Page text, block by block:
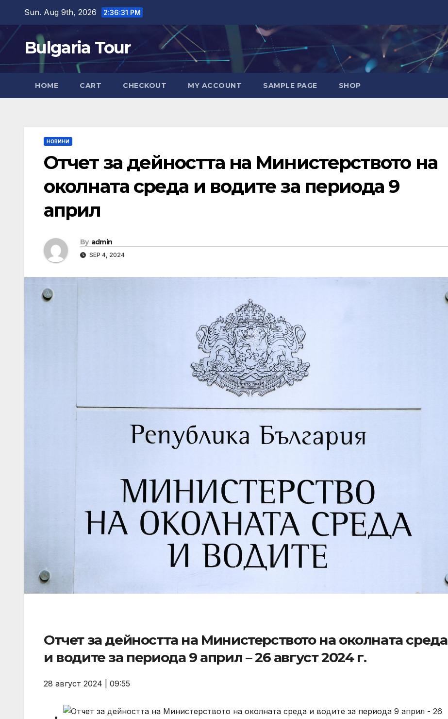
content
Sun. Aug 9th, 2026 2:36:32 PM
Bulgaria Tour
HOME CART CHECKOUT MY ACCOUNT SAMPLE PAGE SHOP
НОВИНИ
Отчет за дейността на Министерството на
околната среда и водите за периода 9
април
By admin
SEP 4, 2024
Отчет за дейността на Министерството на околната среда
и водите за периода 9 април – 26 август 2024 г.
28 август 2024 | 09:55